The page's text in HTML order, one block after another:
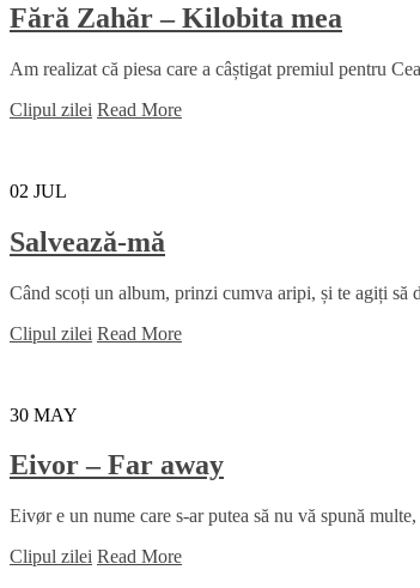
Fără Zahăr – Kilobita mea
Am realizat că piesa care a câștigat premiul pentru
Clipul zilei Read More
02 JUL
Salvează-mă
Când scoți un album, prinzi cumva aripi, și te agiți să
Clipul zilei Read More
30 MAY
Eivor – Far away
Eivør e un nume care s-ar putea să nu vă spună
Clipul zilei Read More